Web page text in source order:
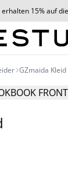
erhalten 15% auf
GZmaida Kleid